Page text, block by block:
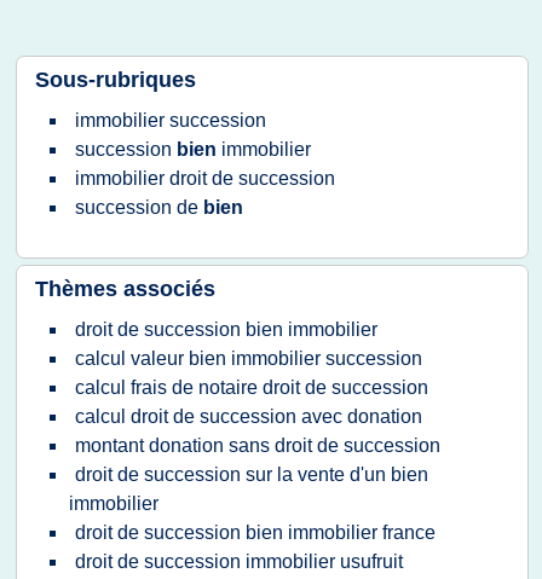
Sous-rubriques
immobilier succession
succession bien immobilier
immobilier droitde succession
succession de bien
Thèmes associés
droit de succession bien immobilier
calcul valeur bien immobilier succession
calcul frais de notaire droit de succession
calcul droit de succession avec donation
montant donation sans droit de succession
droit de succession sur la vente d'un bien
immobilier
droit de succession bien immobilier france
droit de succession immobilier usufruit